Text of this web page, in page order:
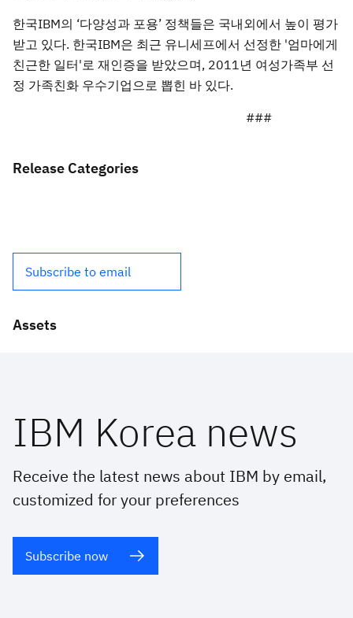
한국IBM의 ‘다양성과 포용’ 정책들은 국내외에서 높이 평가
받고 있다. 한국IBM은 최근 유니세프에서 선정한 '엄마에게
친근한 일터'로 재인증을 받았으며, 2011년 여성가족부 선
정 가족친화 우수기업으로 뽑힌 바 있다.
###
Release Categories
Subscribe to email
Assets
IBM Korea news
Receive the latest news about IBM by email,
customized for your preferences
Subscribe now